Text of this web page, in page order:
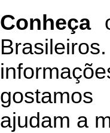
Conheça
g
ajudam a